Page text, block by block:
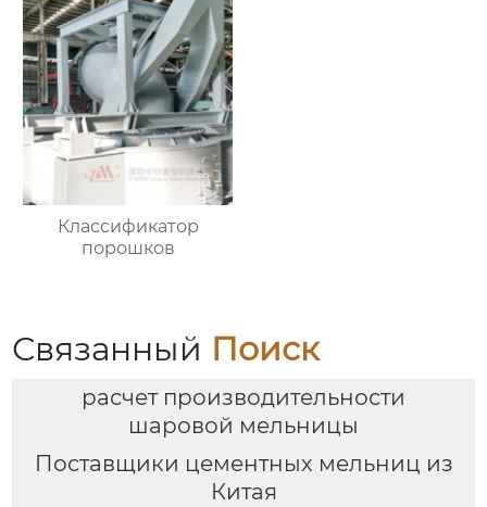
Классификатор
порошков
Связанный Поиск
расчет производительности
шаровой мельницы
Поставщики цементных мельниц из
Китая